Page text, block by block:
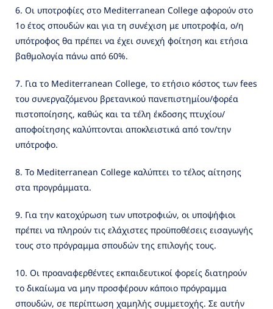
6. Οι υποτροφίες στο Mediterranean College αφορούν στο
1ο έτος σπουδών και για τη συνέχιση με υποτροφία, ο/η
υπότροφος θα πρέπει να έχει συνεχή φοίτηση και ετήσια
βαθμολογία πάνω από 60%.
7. Για το Mediterranean College, τo ετήσιο κόστος των fees
του συνεργαζόμενου βρετανικού πανεπιστημίου/φορέα
πιστοποίησης, καθώς και τα τέλη έκδοσης πτυχίου/
αποφοίτησης καλύπτονται αποκλειστικά από τον/την
υπότροφο.
8. Το Mediterranean College καλύπτει το τέλος αίτησης
στα προγράμματα.
9. Για την κατοχύρωση των υποτροφιών, οι υποψήφιοι
πρέπει να πληρούν τις ελάχιστες προϋποθέσεις εισαγωγής
τους στο πρόγραμμα σπουδών της επιλογής τους.
10. Οι προαναφερθέντες εκπαιδευτικοί φορείς διατηρούν
το δικαίωμα να μην προσφέρουν κάποιο πρόγραμμα
σπουδών, σε περίπτωση χαμηλής συμμετοχής. Σε αυτήν